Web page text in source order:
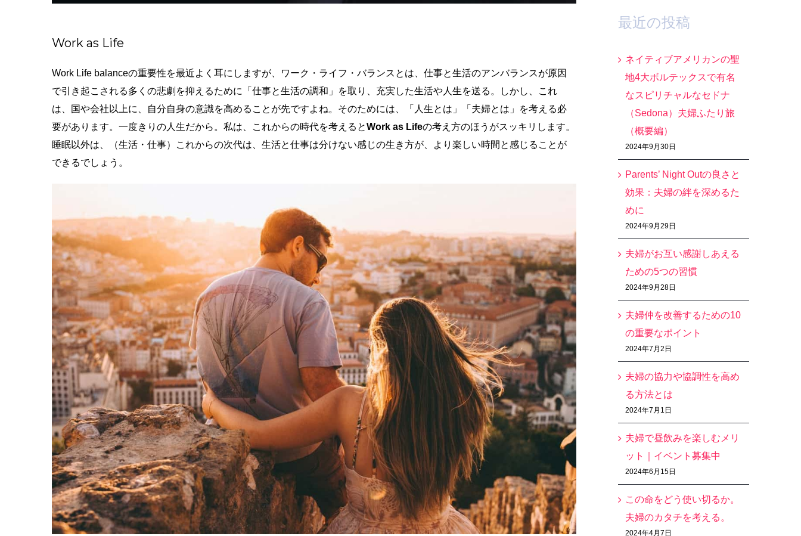
Work as Life
Work Life balanceの重要性を最近よく耳にしますが、ワーク・ライフ・バランスとは、仕事と生活のアンバランスが原因
で引き起こされる多くの悲劇を抑えるために「仕事と生活の調和」を取り、充実した生活や人生を送る。しかし、これ
は、国や会社以上に、自分自身の意識を高めることが先ですよね。そのためには、「人生とは」「夫婦とは」を考える必
要があります。一度きりの人生だから。私は、これからの時代を考えるとWork as Lifeの考え方のほうがスッキリします。
睡眠以外は、（生活・仕事）これからの次代は、生活と仕事は分けない感じの生き方が、より楽しい時間と感じることが
できるでしょう。
最近の投稿
ネイティブアメリカンの聖
地4大ボルテックスで有名
なスピリチャルなセドナ
（Sedona）夫婦ふたり旅
（概要編）
2024年9月30日
Parents’ Night Outの良さと
効果：夫婦の絆を深めるた
めに
2024年9月29日
夫婦がお互い感謝しあえる
ための5つの習慣
2024年9月28日
夫婦仲を改善するための10
の重要なポイント
2024年7月2日
夫婦の協力や協調性を高め
る方法とは
2024年7月1日
夫婦で昼飲みを楽しむメリ
ット｜イベント募集中
2024年6月15日
この命をどう使い切るか。
夫婦のカタチを考える。
2024年4月7日